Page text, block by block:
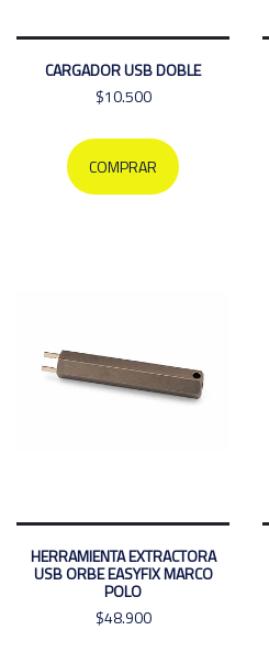
CARGADOR USB DOBLE
$10.500
COMPRAR
HERRAMIENTA EXTRACTORA
USB ORBE EASYFIX MARCO
POLO
$48.900